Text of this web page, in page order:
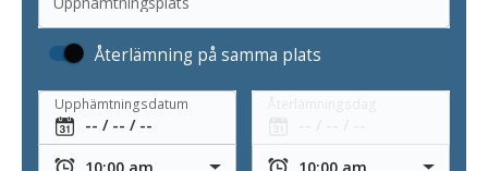
Återlämning på samma plats
Upphämtningsdatum